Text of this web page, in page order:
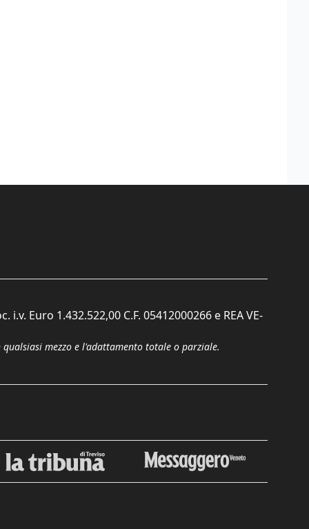
Euro 1.432.522,00 C.F. 05412000266 e REA VE-
mezzo e l'adattamento totale o parziale.